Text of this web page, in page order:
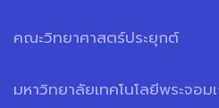
คณะวิทยาศาสตร์ประยุกต์
มหาวิทยาลัยเทคโนโลยีพระจอม